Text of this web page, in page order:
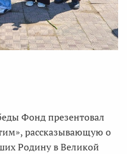
Фонд презентовал
рассказывающую о
Родину в Великой